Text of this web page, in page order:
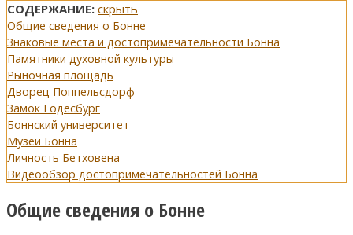
СОДЕРЖАНИЕ: скрыть
Общие сведения о Бонне
Знаковые места и достопримечательности Бонна
Памятники духовной культуры
Рыночная площадь
Дворец Поппельсдорф
Замок Годесбург
Боннский университет
Музеи Бонна
Личность Бетховена
Видеообзор достопримечательностей Бонна
Общие сведения о Бонне